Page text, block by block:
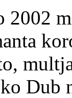
2002
Dub